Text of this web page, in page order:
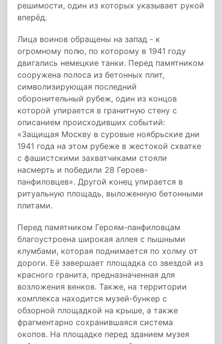
решимости, один из которых указывает рукой
вперёд.
Лица воинов обращены на запад - к
огромному полю, по которому в 1941 году
двигались немецкие танки. Перед памятником
сооружена полоса из бетонных плит,
символизирующая последний
оборонительный рубеж, один из концов
которой упирается в гранитную стену с
описанием происходивших событий:
«Защищая Москву в суровые ноябрьские дни
1941 года на этом рубеже в жестокой схватке
с фашистскими захватчиками стояли
насмерть и победили 28 Героев-
панфиловцев». Другой конец упирается в
ритуальную площадь, выложенную бетонными
плитами.
Перед памятником Героям-панфиловцам
благоустроена широкая аллея с пышными
клумбами, которая поднимается по холму от
дороги. Её завершает площадка со звездой из
красного гранита, предназначенная для
возложения венков. Также, на территории
комплекса находится музей-бункер с
обзорной площадкой на крыше, а также
фрагментарно сохранившаяся система
окопов. На площадке перед зданием музея